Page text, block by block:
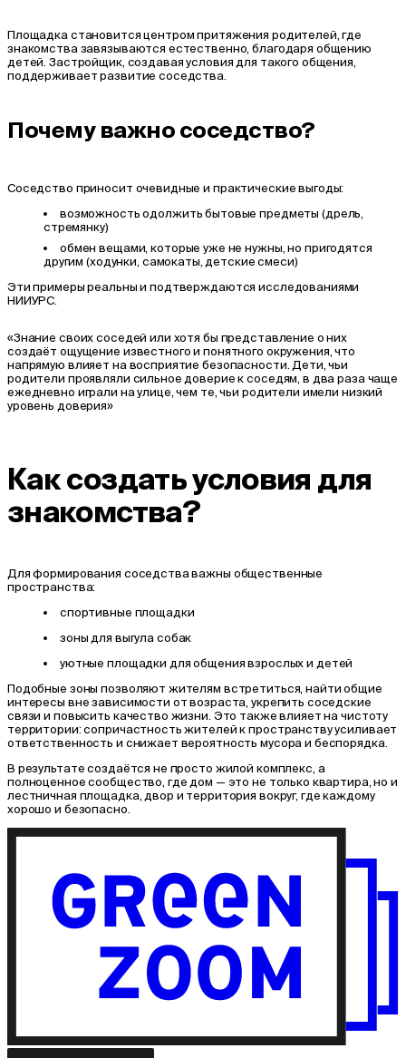
Площадка становится центром притяжения родителей, где
знакомства завязываются естественно, благодаря общению
детей. Застройщик, создавая условия для такого общения,
поддерживает развитие соседства.
Почему важно соседство?
Соседство приносит очевидные и практические выгоды:
возможность одолжить бытовые предметы (дрель,
стремянку)
обмен вещами, которые уже не нужны, но пригодятся
другим (ходунки, самокаты, детские смеси)
Эти примеры реальны и подтверждаются исследованиями
НИИУРС.
«Знание своих соседей или хотя бы представление о них
создаёт ощущение известного и понятного окружения, что
напрямую влияет на восприятие безопасности. Дети, чьи
родители проявляли сильное доверие к соседям, в два раза чаще
ежедневно играли на улице, чем те, чьи родители имели низкий
уровень доверия»
Как создать условия для
знакомства?
Для формирования соседства важны общественные
пространства:
спортивные площадки
зоны для выгула собак
уютные площадки для общения взрослых и детей
Подобные зоны позволяют жителям встретиться, найти общие
интересы вне зависимости от возраста, укрепить соседские
связи и повысить качество жизни. Это также влияет на чистоту
территории: сопричастность жителей к пространству усиливает
ответственность и снижает вероятность мусора и беспорядка.
В результате создаётся не просто жилой комплекс, а
полноценное сообщество, где дом — это не только квартира, но и
лестничная площадка, двор и территория вокруг, где каждому
хорошо и безопасно.